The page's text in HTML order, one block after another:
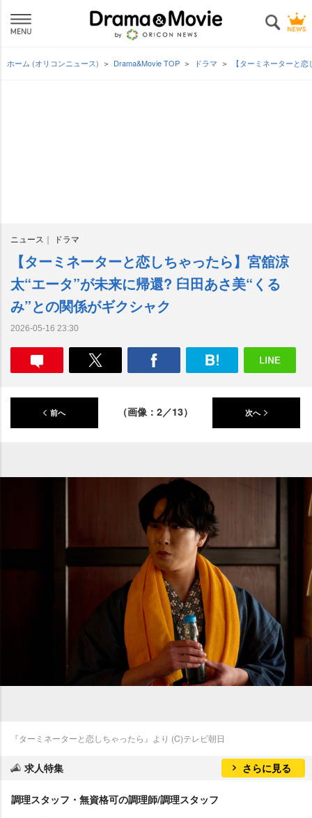
ホーム (オリコンニュース) Drama&Movie TOP ドラマ 【ターミネーターと
ニュース ドラマ
【ターミネーターと恋しちゃったら】宮舘涼
太“エータ”が未来に帰還? 臼田あさ美“くる
み”との関係がギクシャク
2026-05-16 23:30
前へ （画像：2／13） 次へ
『ターミネーターと恋しちゃったら』より (C)テレビ朝日
求人特集 さらに見る
調理スタッフ・無資格可の調理師/調理スタッフ